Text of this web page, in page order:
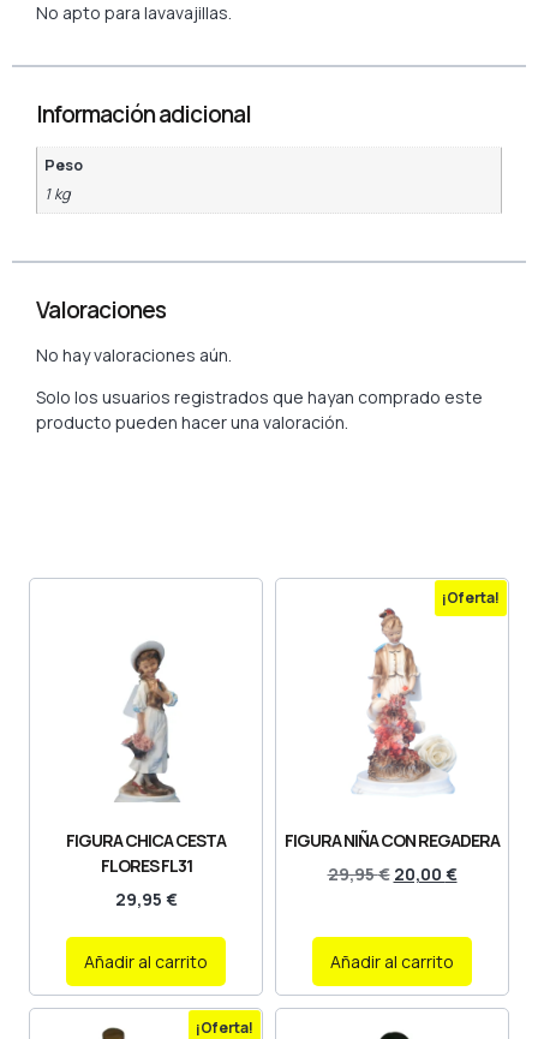
No apto para lavavajillas.
Información adicional
Peso
1 kg
Valoraciones
No hay valoraciones aún.
Solo los usuarios registrados que hayan comprado este
producto pueden hacer una valoración.
FIGURA CHICA CESTA
FLORES FL31
29,95 €
Añadir al carrito
¡Oferta!
FIGURA NIÑA CON REGADERA
29,95€ 20,00 €
Añadir al carrito
¡Oferta!